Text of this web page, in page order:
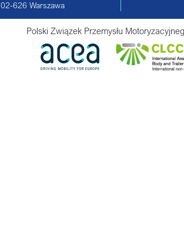
02-626 Warszawa
Polski Związek Przemysłu